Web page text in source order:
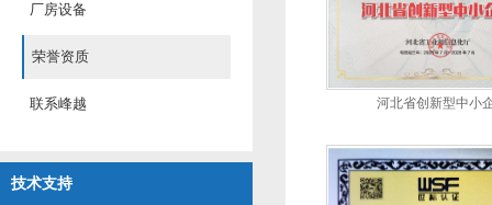
厂房设备
荣誉资质
联系峰越
技术支持
河北省创新型中小